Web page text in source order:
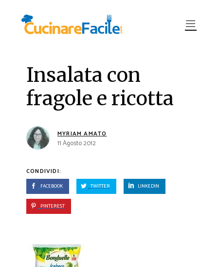
Insalata con
fragole e ricotta
MYRIAM AMATO
11 Agosto 2012
CONDIVIDI:
FACEBOOK TWITTER LINKEDIN
PINTEREST